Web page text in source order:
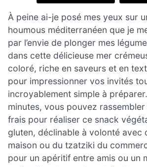
À peine ai-je posé mes yeux sur
houmous méditerranéen que je
par l’envie de plonger mes
dans cette délicieuse mer
coloré, riche en saveurs et en
pour impressionner vos invités
incroyablement simple à
minutes, vous pouvez
frais pour réaliser ce snack
gluten, déclinable à volonté avec
maison ou du tzatziki du
pour un apéritif entre amis ou un